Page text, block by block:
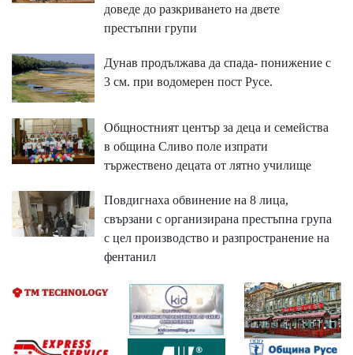
доведе до разкриването на двете
престъпни групи
Дунав продължава да спада- понижение с
3 см. при водомерен пост Русе.
Общностният център за деца и семейства
в община Сливо поле изпрати
тържествено децата от лятно училище
Повдигнаха обвинение на 8 лица,
свързани с организирана престъпна група
с цел производство и разпространение на
фентанил